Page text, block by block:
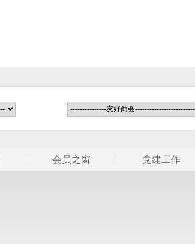
会员之窗 党建工作